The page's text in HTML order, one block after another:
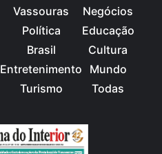
Vassouras
Política
Brasil
Entretenimento
Turismo
Negócios
Educação
Cultura
Mundo
Todas